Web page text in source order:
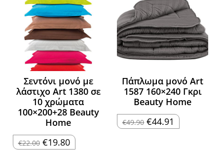
Σεντόνι μονό με
λάστιχο Art 1380 σε
10 χρώματα
100×200+28 Beauty
Home
€22.00 Original
price
€19.80Η
τρέχουσα
Πάπλωμα μονό Art
1587 160×240 Γκρι
Beauty Home
€49.90 Original
price
€44.91 Η
τρέχουσα